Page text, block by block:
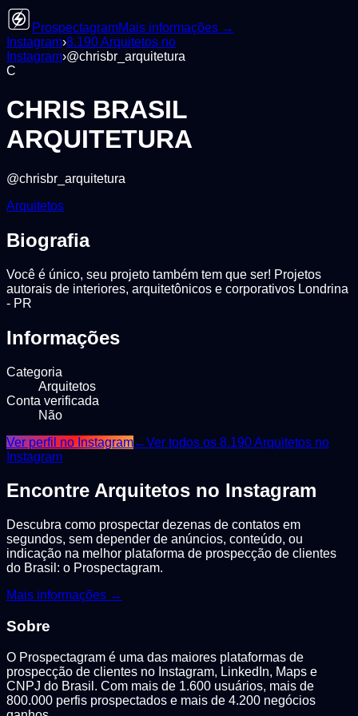
ProspectagramMais informações →
Instagram›8.190Arquitetos no
Instagram›@chrisbr_arquitetura
C
CHRIS BRASIL
ARQUITETURA
@chrisbr_arquitetura
Arquitetos
Biografia
Você é único, seu projeto também tem que ser! Projetos
autorais de interiores, arquitetônicos e corporativos Londrina
- PR
Informações
Categoria
Arquitetos
Conta verificada
Não
Ver perfil no Instagram←Ver todos os 8.190Arquitetos no
Instagram
Encontre Arquitetos no Instagram
Descubra como prospectar dezenas de contatos em
segundos, sem depender de anúncios, conteúdo, ou
indicação na melhor plataforma de prospecção de clientes
do Brasil: o Prospectagram.
Mais informações →
Sobre
O Prospectagram é uma das maiores plataformas de
prospecção de clientes no Instagram, LinkedIn, Maps e
CNPJ do Brasil. Com mais de 1.600 usuários, mais de
800.000 perfis prospectados e mais de 4.200 negócios